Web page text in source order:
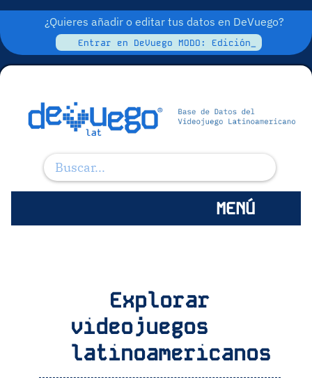
¿Quieres añadir o editar tus datos en DeVuego?
Entrar en DeVuego MODO: Edición_
MENÚ
Explorar
videojuegos
latinoamericanos